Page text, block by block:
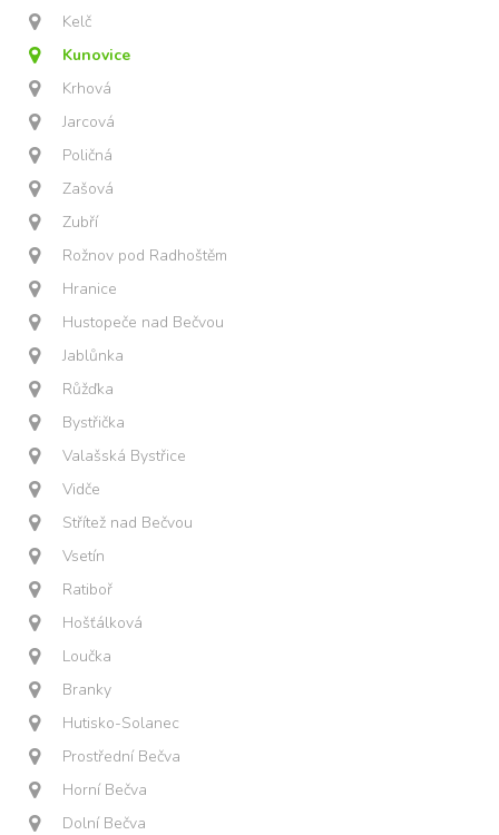
Kelč
Kunovice
Krhová
Jarcová
Poličná
Zašová
Zubří
Rožnov pod Radhoštěm
Hranice
Hustopeče nad Bečvou
Jablůnka
Růžďka
Bystřička
Valašská Bystřice
Vidče
Střítež nad Bečvou
Vsetín
Ratiboř
Hošťálková
Loučka
Branky
Hutisko-Solanec
Prostřední Bečva
Horní Bečva
Dolní Bečva